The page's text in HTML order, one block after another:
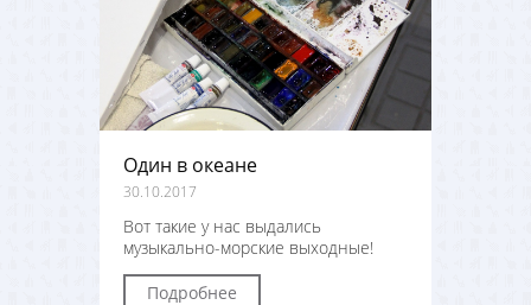
Один в океане
30.10.2017
Вот такие у нас выдались
музыкально-морские выходные!
Подробнее